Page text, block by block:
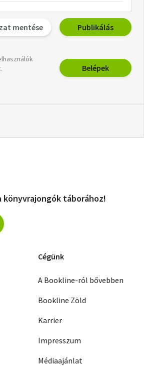
mentése Publikálás
Belépek
könyvrajongók táborához!
Cégünk
A Bookline-ról bővebben
Bookline Zöld
Karrier
Impresszum
Médiaajánlat